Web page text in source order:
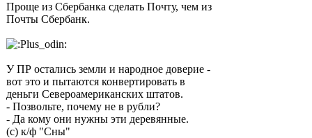
Проще из Сбербанка сделать Почту, чем из
Почты Сбербанк.
У ПР остались земли и народное доверие -
вот это и пытаются конвертировать в
деньги Североамериканских штатов.
- Позвольте, почему не в рубли?
- Да кому они нужны эти деревянные.
(с) к/ф "Сны"